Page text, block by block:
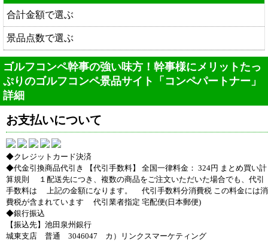
合計金額で選ぶ
景品点数で選ぶ
ゴルフコンペ幹事の強い味方！幹事様にメリットたっ
ぷりのゴルフコンペ景品サイト「コンペパートナー」
詳細
お支払いについて
◆クレジットカード決済
◆代金引換商品代引き 【代引手数料】 全国一律料金： 324円 まとめ買い計
算規則 １配送先につき、複数の商品をご注文いただいた場合でも、代引
手数料は 上記の金額になります。 代引手数料分消費税 この料金には消
費税が含まれています 代引業者指定 宅配便(日本郵便)
◆銀行振込
【振込先】池田泉州銀行
城東支店 普通 3046047 カ）リンクスマーケティング